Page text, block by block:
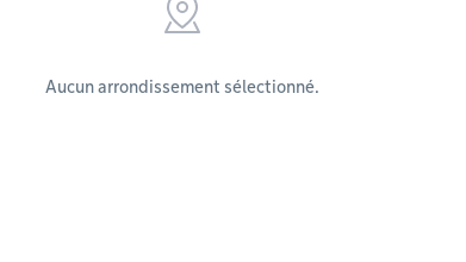
Aucun arrondissement sélectionné.